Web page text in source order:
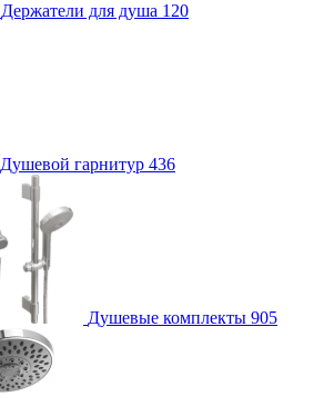
Держатели для душа 120
Душевой гарнитур 436
Душевые комплекты 905